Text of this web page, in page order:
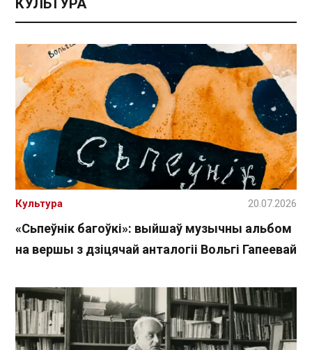
КУЛЬТУРА
«Сьпеўнік багоўкі»: выйшаў музычны альбом
на вершы з дзіцячай анталогіі Вольгі Гапеевай
Культура 20.07.2026